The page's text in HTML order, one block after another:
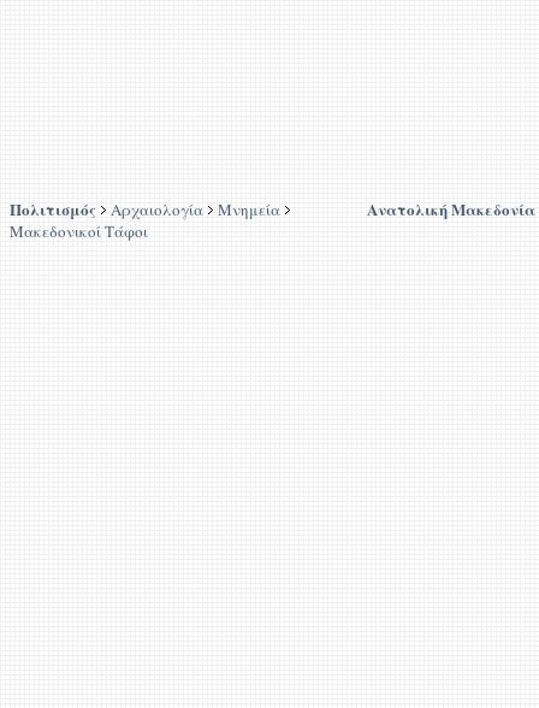
Πολιτισμός Αρχαιολογία
Μνημεία
Μακεδονικοί Τάφοι
Ανατολική